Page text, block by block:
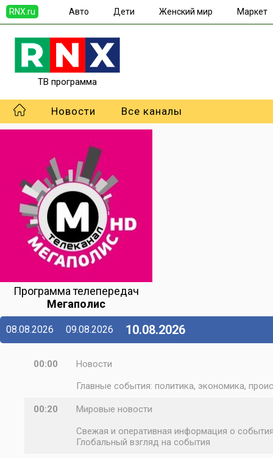
RNX.ru Авто Дети Женский мир Маркет
ТВ программа
Новости Все каналы
Программа телепередач
Мегаполис
08.08.2026 09.08.2026 10.08.2026
00:00
Новости
Главные события: политика, экономика,
00:20
Мировые новости
Свежая и оперативная информация о
Глобальный взгляд на события